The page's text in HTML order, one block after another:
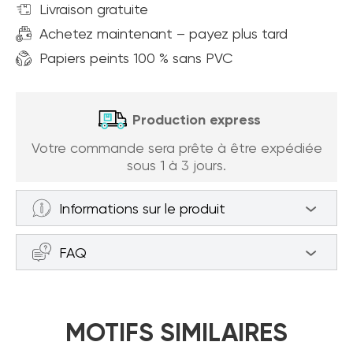
Livraison gratuite
Achetez maintenant – payez plus tard
Papiers peints 100 % sans PVC
Production express
Votre commande sera prête à être expédiée
sous 1 à 3 jours.
Informations sur le produit
Papier peint forêt dans le brouillard
(article a94516 ) de la catégorie Papier
intissé, 100% sans PVC. L'avantage de ce
FAQ
passer commande ?
MOTIFS SIMILAIRES